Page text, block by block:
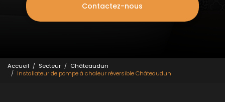
Contactez-nous
Accueil Secteur
Châteaudun
Installateur de pompe à chaleur réversible Châteaudun